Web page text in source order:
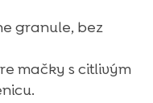
granule, bez
mačky s citlivým